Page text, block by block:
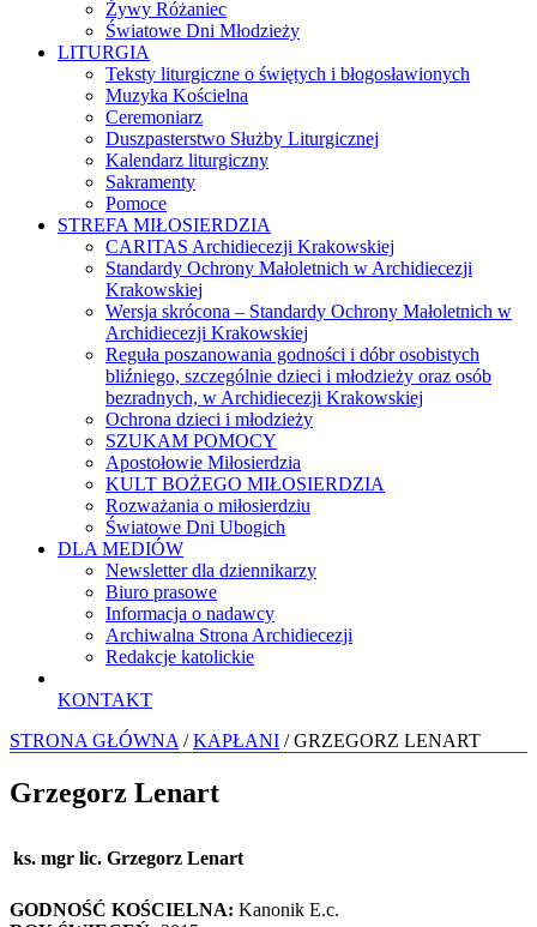
Żywy Różaniec
Światowe Dni Młodzieży
LITURGIA
Teksty liturgiczne o świętych i błogosławionych
Muzyka Kościelna
Ceremoniarz
Duszpasterstwo Służby Liturgicznej
Kalendarz liturgiczny
Sakramenty
Pomoce
STREFA MIŁOSIERDZIA
CARITAS Archidiecezji Krakowskiej
Standardy Ochrony Małoletnich w Archidiecezji
Krakowskiej
Wersja skrócona – Standardy Ochrony Małoletnich w
Archidiecezji Krakowskiej
Reguła poszanowania godności i dóbr osobistych
bliźniego, szczególnie dzieci i młodzieży oraz osób
bezradnych, w Archidiecezji Krakowskiej
Ochrona dzieci i młodzieży
SZUKAM POMOCY
Apostołowie Miłosierdzia
KULT BOŻEGO MIŁOSIERDZIA
Rozważania o miłosierdziu
Światowe Dni Ubogich
DLA MEDIÓW
Newsletter dla dziennikarzy
Biuro prasowe
Informacja o nadawcy
Archiwalna Strona Archidiecezji
Redakcje katolickie
KONTAKT
STRONA GŁÓWNA /KAPŁANI / GRZEGORZ LENART
Grzegorz Lenart
ks. mgr lic. Grzegorz Lenart
GODNOŚĆ KOŚCIELNA: Kanonik E.c.